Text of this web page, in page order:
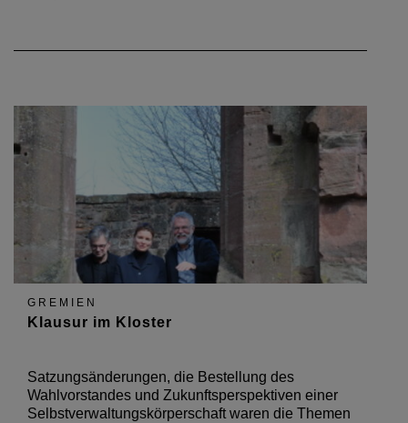
GREMIEN
Klausur im Kloster
Satzungsänderungen, die Bestellung des
Wahlvorstandes und Zukunftsperspektiven einer
Selbstverwaltungskörperschaft waren die Themen